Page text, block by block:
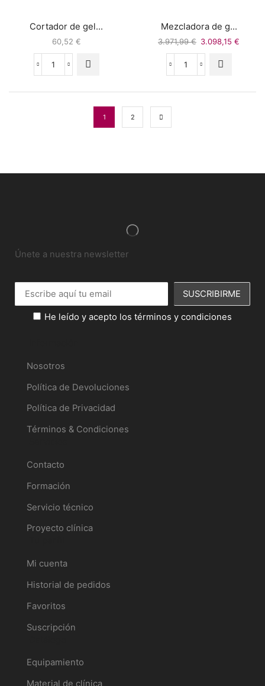
Cortador de gel...
60,52 €
Mezcladora de g...
3.971,99€ 3.098,15 €
1 2
Únete a nuestra newsletter
He leído y acepto los términos y condiciones
Nosotros
Política de Devoluciones
Política de Privacidad
Términos & Condiciones
Contacto
Formación
Servicio técnico
Proyecto clínica
Mi cuenta
Historial de pedidos
Favoritos
Suscripción
Equipamiento
Material de clínica